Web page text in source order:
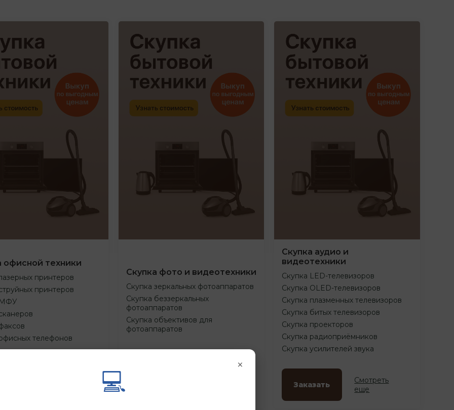
офисной техники
принтеров
принтеров
МФУ
телефонов
Скупка фото и видеотехники
Скупка зеркальных фотоаппаратов
Скупка беззеркальных
фотоаппаратов
Скупка объективов для
фотоаппаратов
Скупка аудио и
видеотехники
Скупка LED-телевизоров
Скупка OLED-телевизоров
Скупка плазменных телевизоров
Скупка битых телевизоров
Скупка проекторов
Скупка радиоприёмников
Скупка усилителей звука
Заказать
Смотреть
еще
×
💻